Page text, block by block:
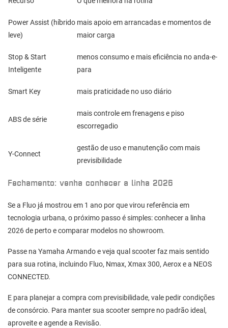
Power Assist (híbrido
leve)
mais apoio em arrancadas e momentos de
maior carga
Stop & Start
Inteligente
menos consumo e mais eficiência no anda-e-
para
Smart Key mais praticidade no uso diário
ABS de série
mais controle em frenagens e piso
escorregadio
Y-Connect
gestão de uso e manutenção com mais
previsibilidade
Fechamento: venha conhecer a linha 2026
Se a Fluo já mostrou em 1 ano por que virou referência em
tecnologia urbana, o próximo passo é simples: conhecer a linha
2026 de perto e comparar modelos no showroom.
Passe na Yamaha Armandoe veja qual scooter faz mais sentido
para sua rotina, incluindo Fluo, Nmax, Xmax 300, Aeroxe a NEOS
CONNECTED.
E para planejar a compra com previsibilidade, vale pedir condições
deconsórcio. Para manter sua scooter sempre no padrão ideal,
aproveite e agende a Revisão.